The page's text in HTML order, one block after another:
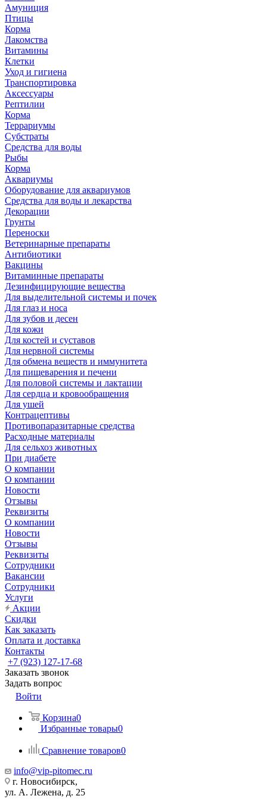
Амуниция
Птицы
Корма
Лакомства
Витамины
Клетки
Уход и гигиена
Транспортировка
Аксессуары
Рептилии
Корма
Террариумы
Субстраты
Средства для воды
Рыбы
Корма
Аквариумы
Оборудование для аквариумов
Средства для воды и лекарства
Декорации
Грунты
Переноски
Ветеринарные препараты
Антибиотики
Вакцины
Витаминные препараты
Дезинфицирующие вещества
Для выделительной системы и почек
Для глаз и носа
Для зубов и десен
Для кожи
Для костей и суставов
Для нервной системы
Для обмена веществ и иммунитета
Для пищеварения и печени
Для половой системы и лактации
Для сердца и кровообращения
Для ушей
Контрацептивы
Противопаразитарные средства
Расходные материалы
Для сельхоз животных
При диабете
О компании
О компании
Новости
Отзывы
Реквизиты
О компании
Новости
Отзывы
Реквизиты
Сотрудники
Вакансии
Сотрудники
Услуги
Акции
Скидки
Как заказать
Оплата и доставка
Контакты
+7 (923) 127-17-68
Заказать звонок
Задать вопрос
Войти
Корзина0
Избранные товары0
Сравнение товаров0
info@vip-pitomec.ru
г. Новосибирск,
ул. А. Лежена, д. 25